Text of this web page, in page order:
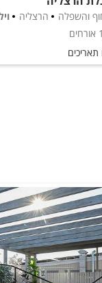
והשפלה הרצליה
וילה